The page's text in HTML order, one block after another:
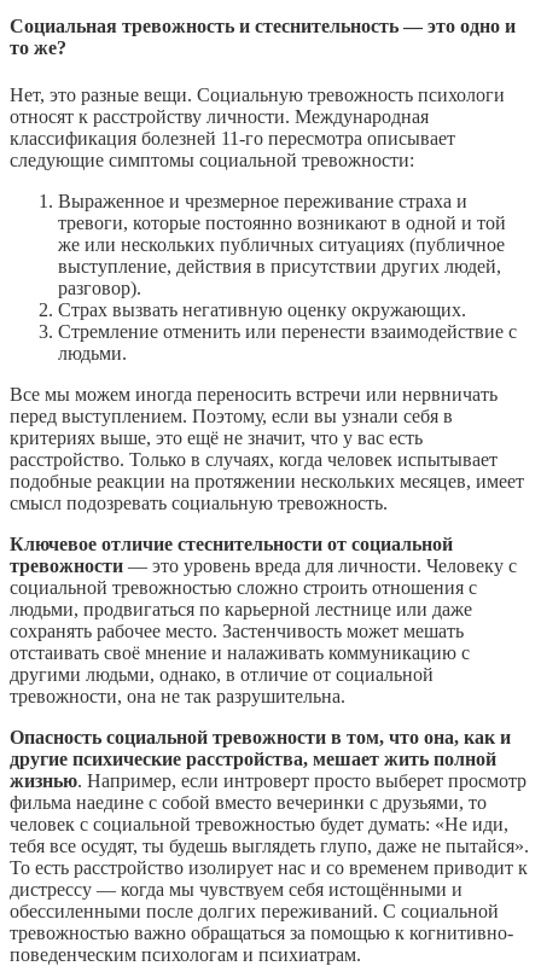
Социальная тревожность и стеснительность — это одно и
то же?
Нет, это разные вещи. Социальную тревожность психологи
относят к расстройству личности. Международная
классификация болезней 11-го пересмотра описывает
следующие симптомы социальной тревожности:
Выраженное и чрезмерное переживание страха и
тревоги, которые постоянно возникают в одной и той
же или нескольких публичных ситуациях (публичное
выступление, действия в присутствии других людей,
разговор).
Страх вызвать негативную оценку окружающих.
Стремление отменить или перенести взаимодействие с
людьми.
Все мы можем иногда переносить встречи или нервничать
перед выступлением. Поэтому, если вы узнали себя в
критериях выше, это ещё не значит, что у вас есть
расстройство. Только в случаях, когда человек испытывает
подобные реакции на протяжении нескольких месяцев, имеет
смысл подозревать социальную тревожность.
Ключевое отличие стеснительности от социальной
тревожности — это уровень вреда для личности. Человеку с
социальной тревожностью сложно строить отношения с
людьми, продвигаться по карьерной лестнице или даже
сохранять рабочее место. Застенчивость может мешать
отстаивать своё мнение и налаживать коммуникацию с
другими людьми, однако, в отличие от социальной
тревожности, она не так разрушительна.
Опасность социальной тревожности в том, что она, как и
другие психические расстройства, мешает жить полной
жизнью. Например, если интроверт просто выберет просмотр
фильма наедине с собой вместо вечеринки с друзьями, то
человек с социальной тревожностью будет думать: «Не иди,
тебя все осудят, ты будешь выглядеть глупо, даже не пытайся».
То есть расстройство изолирует нас и со временем приводит к
дистрессу — когда мы чувствуем себя истощёнными и
обессиленными после долгих переживаний. С социальной
тревожностью важно обращаться за помощью к когнитивно-
поведенческим психологам и психиатрам.